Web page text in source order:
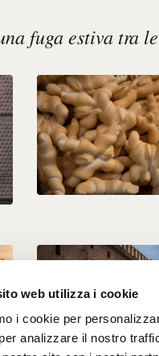
web utilizza i cookie
i cookie per
analizzare il nostro
fuga estiva tra